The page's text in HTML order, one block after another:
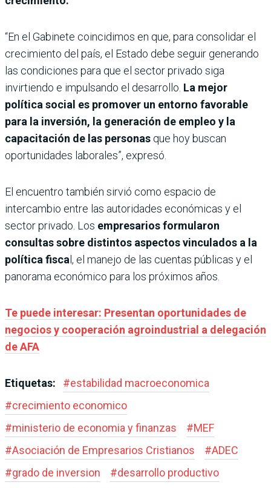
“En el Gabinete coincidimos en que, para consolidar el
crecimiento del país, el Estado debe seguir generando
las condiciones para que el sector privado siga
invirtiendo e impulsando el desarrollo. La mejor
política social es promover un entorno favorable
para la inversión, la generación de empleo y la
capacitación de las personas que hoy buscan
oportunidades laborales”, expresó.
El encuentro también sirvió como espacio de
intercambio entre las autoridades económicas y el
sector privado. Los empresarios formularon
consultas sobre distintos aspectos vinculados a la
política fisca l, el manejo de las cuentas públicas y el
panorama económico para los próximos años.
Te puede interesar: Presentan oportunidades de
negocios y cooperación agroindustrial a delegación
de AFA
Etiquetas: #estabilidad macroeconomica
#crecimiento economico
#ministerio de economia y finanzas #MEF
#Asociación de Empresarios Cristianos #ADEC
#grado de inversion #desarrollo productivo